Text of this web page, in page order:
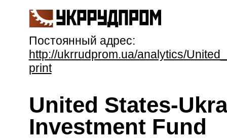
Постоянный адрес:
http://ukrrudprom.ua/analytics/
print
United States-
Investment Fund